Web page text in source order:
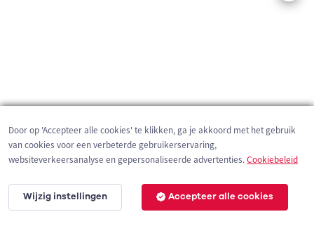
200 m
Door op 'Accepteer alle cookies' te klikken, ga je akkoord met het gebruik
van cookies voor een verbeterde gebruikerservaring,
websiteverkeersanalyse en gepersonaliseerde advertenties.Cookiebeleid
Wijzig instellingen Accepteer alle cookies